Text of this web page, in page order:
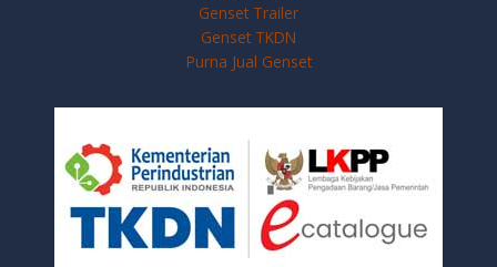
Genset Trailer
Genset TKDN
Purna Jual Genset